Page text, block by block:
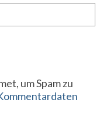
um Spam zu